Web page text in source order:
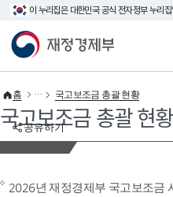
이 누리집은 대한민국 공식 전자정부 누리
재정경제부
공유하기
홈 국고보조금 총괄 현황
국고보조금 총괄 현황
2026년 재정경제부 국고보조금